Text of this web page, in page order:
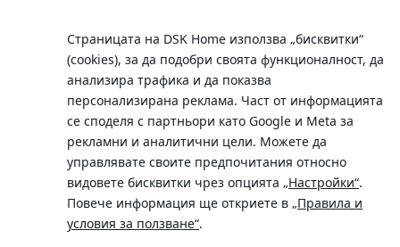
Страницата на DSK Home използва „бисквитки“
(cookies), за да подобри своята функционалност, да
анализира трафика и да показва
персонализирана реклама. Част от информацията
се споделя с партньори като Google и Meta за
рекламни и аналитични цели. Можете да
управлявате своите предпочитания относно
видовете бисквитки чрез опцията „Настройки“.
Повече информация ще откриете в „Правила и
условия за ползване“.
Телефон:
0700 10 375 / *2375
Московска No.19 / ул. Г. Бенковски No. 5, София 1036
SWIFT/BIC: